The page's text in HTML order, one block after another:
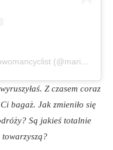
A post shared by Maria Garus Solowomancyclist (@mariagarus)
Z czasem coraz
bagaż. Jak zmieniło się
Są jakieś totalnie